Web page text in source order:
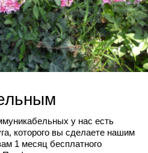
у нас есть
которого вы сделаете нашим
1 месяц бесплатного